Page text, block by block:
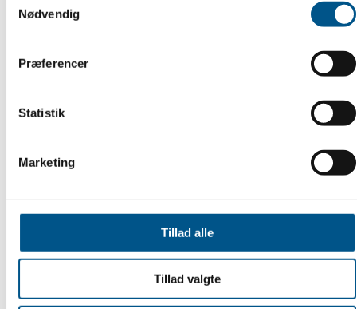
Nødvendig
Præferencer
Statistik
Marketing
Tillad alle
Tillad valgte